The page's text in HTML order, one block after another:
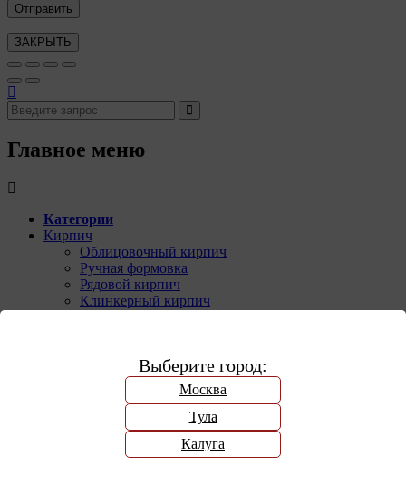
Выберите город:
Москва
Тула
Калуга
ЗАКРЫТЬ
Главное меню
Категории
Кирпич
Облицовочный кирпич
Ручная формовка
Рядовой кирпич
Клинкерный кирпич
Экструзионный пенополистирол
Базальтовое волокно
Благоустройство территории
Тротуарная плитка
Бордюрный камень